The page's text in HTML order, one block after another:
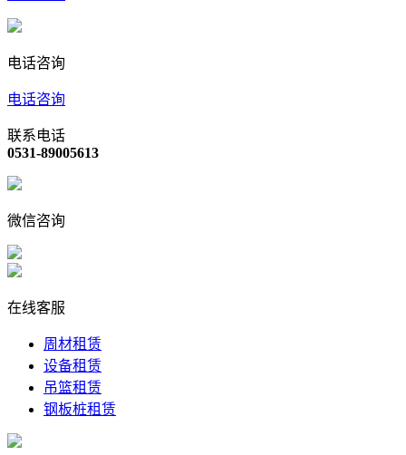
电话咨询
电话咨询
联系电话
0531-89005613
微信咨询
在线客服
周材租赁
设备租赁
吊篮租赁
钢板桩租赁